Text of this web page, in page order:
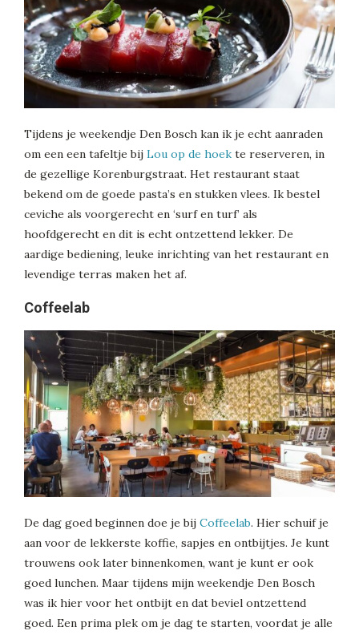
Tijdens je weekendje Den Bosch kan ik je echt aanraden
om een een tafeltje bij Lou op de hoek te reserveren, in
de gezellige Korenburgstraat. Het restaurant staat
bekend om de goede pasta’s en stukken vlees. Ik bestel
ceviche als voorgerecht en ‘surf en turf’ als
hoofdgerecht en dit is echt ontzettend lekker. De
aardige bediening, leuke inrichting van het restaurant en
levendige terras maken het af.
Coffeelab
De dag goed beginnen doe je bij Coffeelab. Hier schuif je
aan voor de lekkerste koffie, sapjes en ontbijtjes. Je kunt
trouwens ook later binnenkomen, want je kunt er ook
goed lunchen. Maar tijdens mijn weekendje Den Bosch
was ik hier voor het ontbijt en dat beviel ontzettend
goed. Een prima plek om je dag te starten, voordat je alle